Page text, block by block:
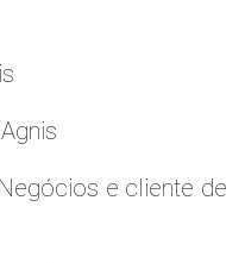
e cliente de